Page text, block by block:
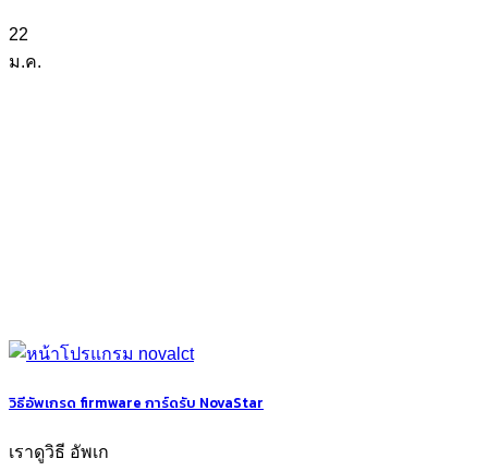
22
ม.ค.
วิธีอัพเกรด firmware การ์ดรับ NovaStar
เราดูวิธี อัพเก